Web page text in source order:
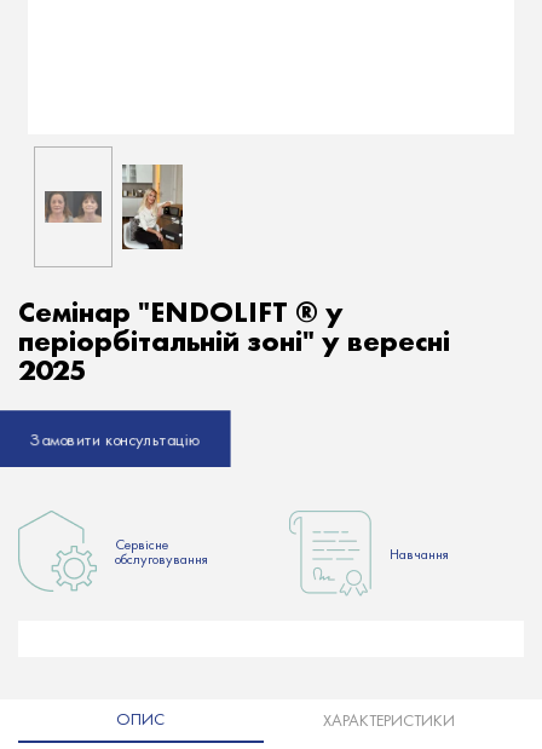
Семінар "ENDOLIFT ® у
періорбітальній зоні" у вересні
2025
Замовити консультацію
Сервісне
обслуговування
Hавчання
ОПИС ХАРАКТЕРИСТИКИ